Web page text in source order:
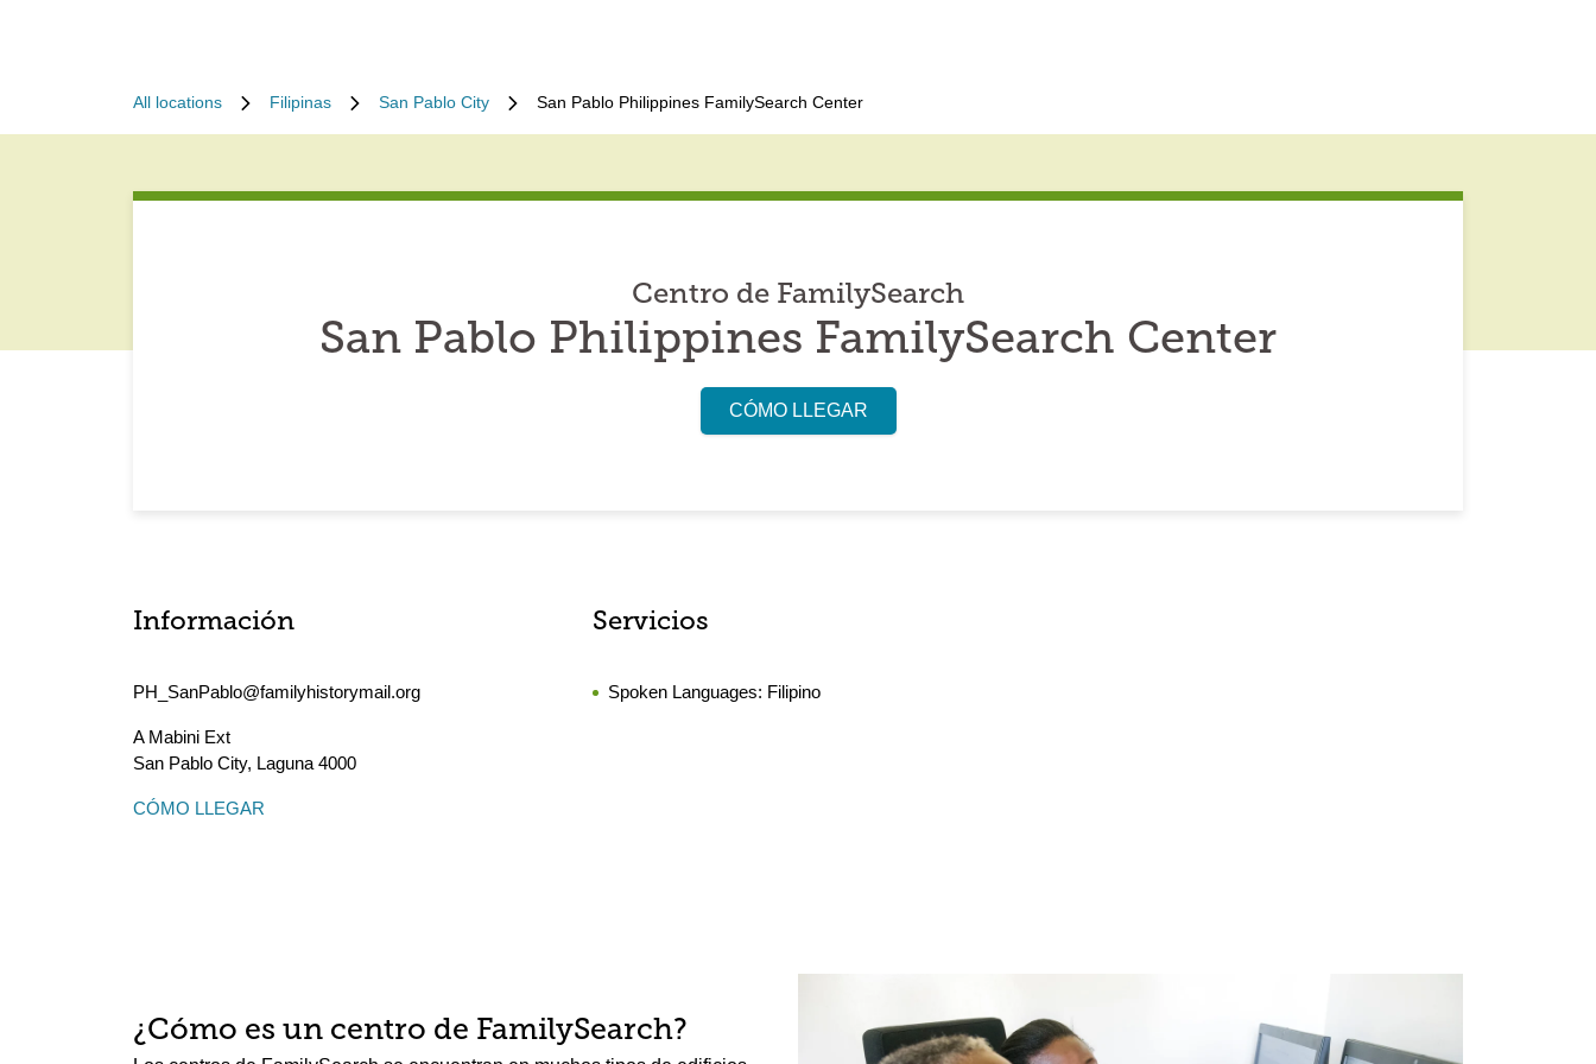
All locations Filipinas San Pablo City San Pablo Philippines FamilySearch Center
Centro de FamilySearch
San Pablo Philippines FamilySearch Center
CÓMO LLEGAR
Información
PH_SanPablo@familyhistorymail.org
A Mabini Ext
San Pablo City, Laguna 4000
CÓMO LLEGAR
Servicios
Spoken Languages: Filipino
¿Cómo es un centro de FamilySearch?